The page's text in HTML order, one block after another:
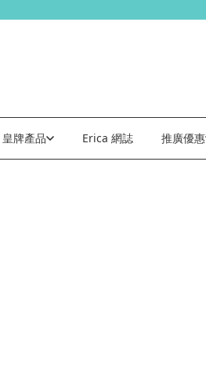
皇牌產品 Erica 網誌 推廣優惠